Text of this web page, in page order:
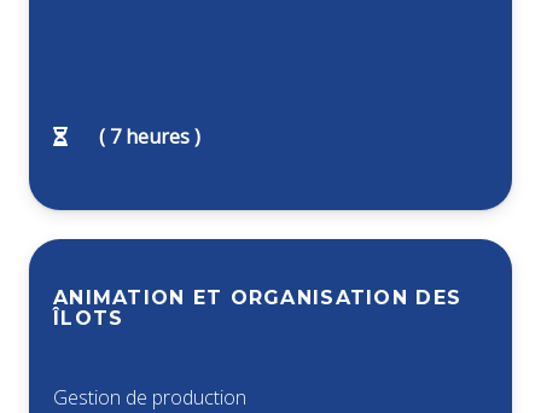
( 7heures )
ANIMATION ET ORGANISATION DES
ÎLOTS
Gestion de production